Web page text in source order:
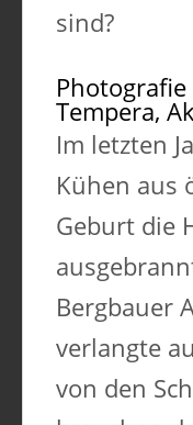
sind?
Tempera,
Im letzten
Kühen aus
Geburt die
Bergbauer
verlangte
von den